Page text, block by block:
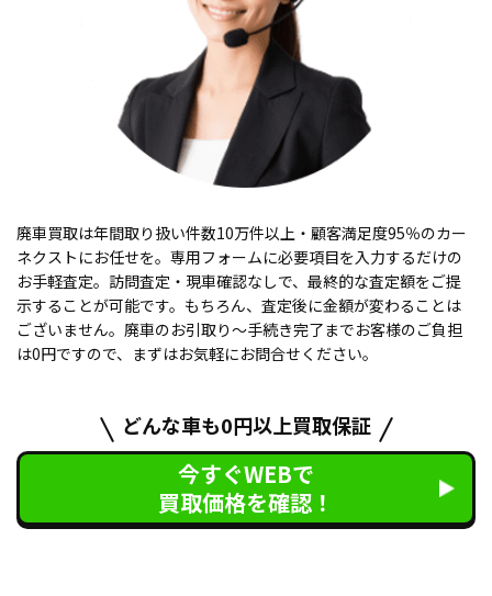
廃車買取は年間取り扱い件数10万件以上・顧客満足度95％のカー
ネクストにお任せを。専用フォームに必要項目を入力するだけの
お手軽査定。訪問査定・現車確認なしで、最終的な査定額をご提
示することが可能です。もちろん、査定後に金額が変わることは
ございません。廃車のお引取り〜手続き完了までお客様のご負担
は0円ですので、まずはお気軽にお問合せください。
どんな車も0円以上買取保証
今すぐWEBで
買取価格を確認！